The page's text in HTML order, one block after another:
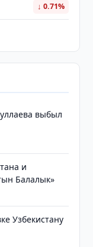
↓ 0.71%
выбыл
и
Балалык»
Узбекистану